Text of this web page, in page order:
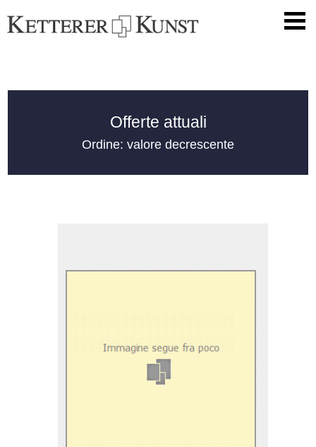
Offerte attuali
Ordine: valore decrescente